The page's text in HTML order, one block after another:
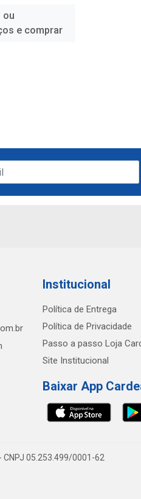
ou
e comprar
Institucional
Política de Entrega
Política de Privacidade
Passo a passo Loja
Site Institucional
Baixar App
CNPJ 05.253.499/0001-62